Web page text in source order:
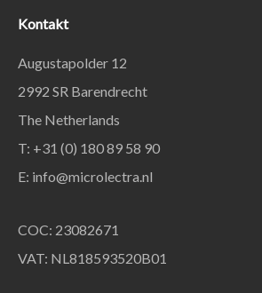
Kontakt
Augustapolder 12
2992 SR Barendrecht
The Netherlands
T: +31 (0) 180 89 58 90
E: info@microlectra.nl
COC: 23082671
VAT: NL818593520B01